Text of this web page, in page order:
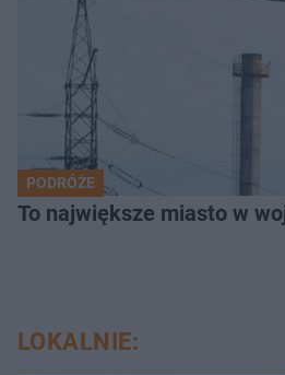
PODRÓŻE
To największe miasto w
LOKALNIE: